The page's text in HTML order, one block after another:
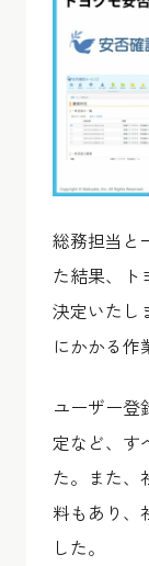
総務担当と
た結果、ト
決定いたし
にかかる作
ユーザー登
定など、す
た。また、
料もあり、
した。